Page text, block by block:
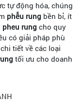
tự động hóa, chúng
phễu rung bền bỉ, ít
pheu rung cho quy
có giải pháp phù
tiết về các loại
tối ưu cho doanh